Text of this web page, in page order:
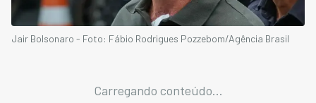
Jair Bolsonaro - Foto: Fábio Rodrigues Pozzebom/Agência Brasil
Carregando conteúdo...